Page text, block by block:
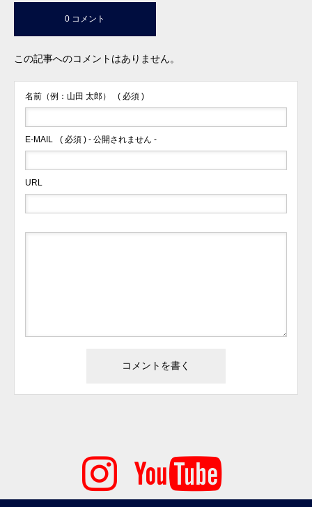
0 コメント
この記事へのコメントはありません。
名前（例：山田 太郎） ( 必須 )
E-MAIL ( 必須 ) - 公開されません -
URL